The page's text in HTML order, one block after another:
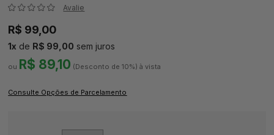
Avalie
R$ 99,00
1x de R$ 99,00 sem juros
R$ 89,10 (Desconto de 10%)